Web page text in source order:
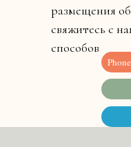
размещения
свяжитесь с
способов